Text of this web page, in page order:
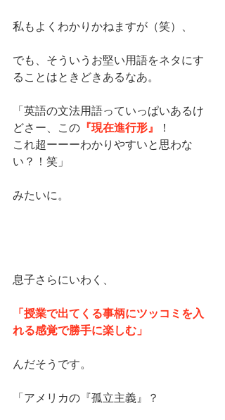
私もよくわかりかねますが（笑）、
でも、そういうお堅い用語をネタにす
ることはときどきあるなあ。
「英語の文法用語っていっぱいあるけ
どさー、この 『現在進行形』
！
これ超ーーーわかりやすいと思わな
い？！笑」
みたいに。
息子さらにいわく、
「授業で出てくる事柄にツッコミを入
れる感覚で勝手に楽しむ」
んだそうです。
「アメリカの『孤立主義』？